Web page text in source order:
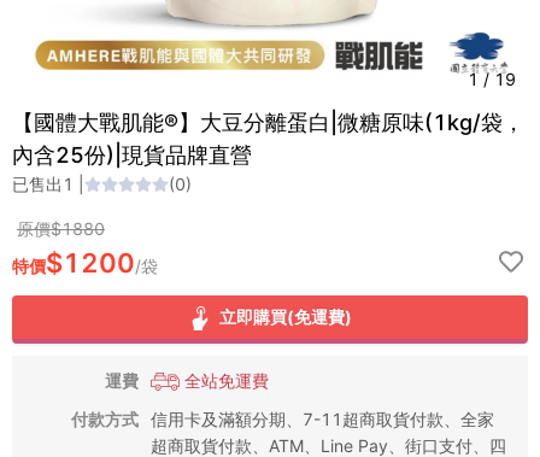
1 /19
【國體大戰肌能®】大豆分離蛋白|微糖原味(1kg/袋，
內含25份)|現貨品牌直營
已售出 1 (0)
原價$1880
特價$1200/袋
立即購買(免運費)
運費
全站免運費
付款方式 信用卡及滿額分期、7-11超商取貨付款、全家
超商取貨付款、ATM、Line Pay、街口支付、四